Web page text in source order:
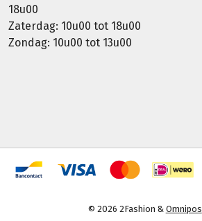
18u00
Zaterdag: 10u00 tot 18u00
Zondag: 10u00 tot 13u00
© 2026 2Fashion & Omnipos